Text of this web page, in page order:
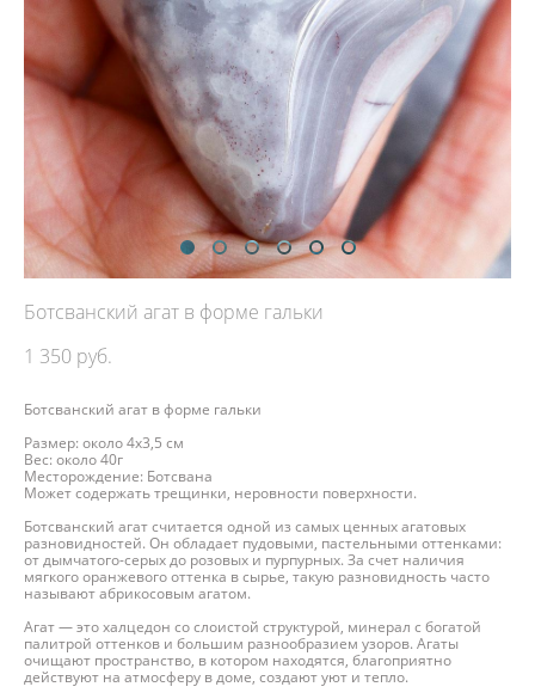
Ботсванский агат в форме гальки
1 350 pуб.
Ботсванский агат в форме гальки
Размер: около 4х3,5 см
Вес: около 40г
Месторождение: Ботсвана
Может содержать трещинки, неровности поверхности.
Ботсванский агат считается одной из самых ценных агатовых
разновидностей. Он обладает пудовыми, пастельными оттенками:
от дымчатого-серых до розовых и пурпурных. За счет наличия
мягкого оранжевого оттенка в сырье, такую разновидность часто
называют абрикосовым агатом.
Агат — это халцедон со слоистой структурой, минерал с богатой
палитрой оттенков и большим разнообразием узоров. Агаты
очищают пространство, в котором находятся, благоприятно
действуют на атмосферу в доме, создают уют и тепло.